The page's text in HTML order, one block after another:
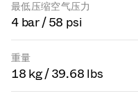
最低压缩空气压力
4 bar / 58 psi
重量
18 kg / 39.68 lbs